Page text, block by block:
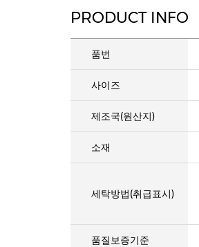
PRODUCT INFO
품번
사이즈
제조국(원산지)
소재
세탁방법(취급표시)
품질보증기준